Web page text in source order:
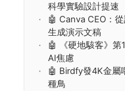
科學實驗設計提速
🤖 Canva CEO：
生成演示文稿
🤖 《硬地駭客》
AI焦慮
🤖 Birdfy發4K金屬
種鳥